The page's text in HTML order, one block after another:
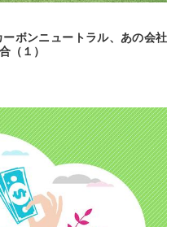
ボンニュートラル、あの会社
（１）